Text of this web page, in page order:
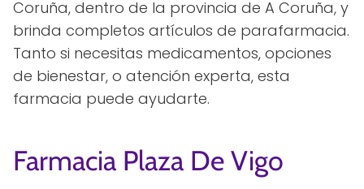
Coruña, dentro de la provincia de A Coruña, y
brinda completos artículos de parafarmacia.
Tanto si necesitas medicamentos, opciones
de bienestar, o atención experta, esta
farmacia puede ayudarte.
Farmacia Plaza De Vigo